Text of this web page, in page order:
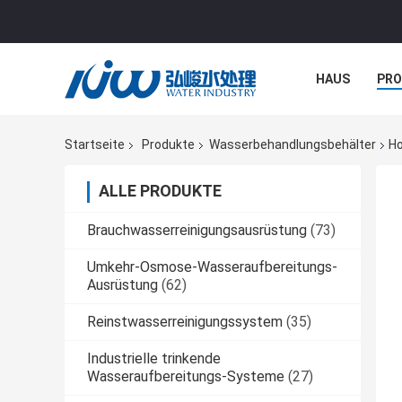
HAUS
Startseite
Produkte Wasserbehandlungsbehälter
ALLE PRODUKTE
Brauchwasserreinigungsausrüstung (73)
Umkehr-Osmose-Wasseraufbereitungs-
Ausrüstung (62)
Reinstwasserreinigungssystem (35)
Industrielle trinkende
Wasseraufbereitungs-Systeme (27)